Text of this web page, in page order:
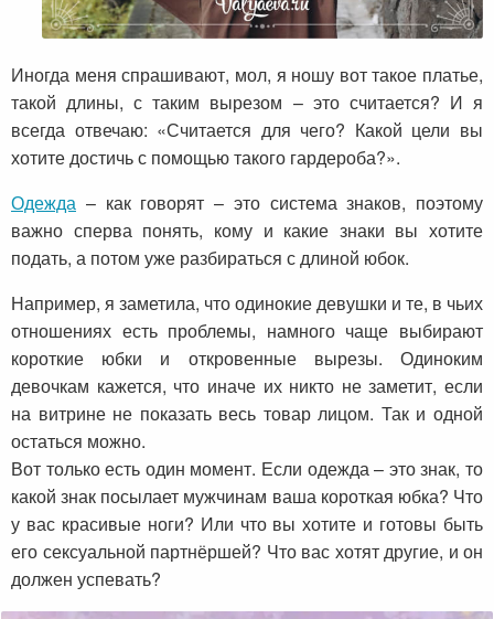
Иногда меня спрашивают, мол, я ношу вот такое платье,
такой длины, с таким вырезом – это считается? И я
всегда отвечаю: «Считается для чего? Какой цели вы
хотите достичь с помощью такого гардероба?».
Одежда – как говорят – это система знаков, поэтому
важно сперва понять, кому и какие знаки вы хотите
подать, а потом уже разбираться с длиной юбок.
Например, я заметила, что одинокие девушки и те, в чьих
отношениях есть проблемы, намного чаще выбирают
короткие юбки и откровенные вырезы. Одиноким
девочкам кажется, что иначе их никто не заметит, если
на витрине не показать весь товар лицом. Так и одной
остаться можно.
Вот только есть один момент. Если одежда – это знак, то
какой знак посылает мужчинам ваша короткая юбка? Что
у вас красивые ноги? Или что вы хотите и готовы быть
его сексуальной партнёршей? Что вас хотят другие, и он
должен успевать?